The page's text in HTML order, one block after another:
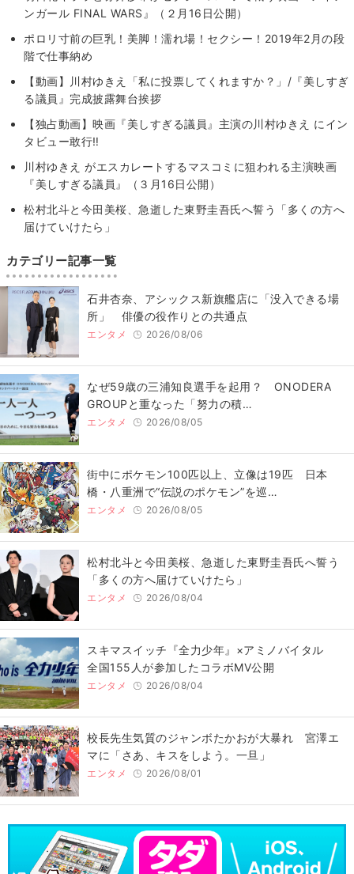
ンガール FINAL WARS』（２月16日公開）
ポロリ寸前の巨乳！美脚！濡れ場！セクシー！2019年2月の段
階で仕事納め
【動画】川村ゆきえ「私に投票してくれますか？」/『美しすぎ
る議員』完成披露舞台挨拶
【独占動画】映画『美しすぎる議員』主演の川村ゆきえ にイン
タビュー敢行‼
川村ゆきえ がエスカレートするマスコミに狙われる主演映画
『美しすぎる議員』（３月16日公開）
松村北斗と今田美桜、急逝した東野圭吾氏へ誓う「多くの方へ
届けていけたら」
カテゴリー記事一覧
石井杏奈、アシックス新旗艦店に「没入できる場
所」 俳優の役作りとの共通点
エンタメ 2026/08/06
なぜ59歳の三浦知良選手を起用？ ONODERA
GROUPと重なった「努力の積…
エンタメ 2026/08/05
街中にポケモン100匹以上、立像は19匹 日本
橋・八重洲で“伝説のポケモン”を巡…
エンタメ 2026/08/05
松村北斗と今田美桜、急逝した東野圭吾氏へ誓う
「多くの方へ届けていけたら」
エンタメ 2026/08/04
スキマスイッチ『全力少年』×アミノバイタル
全国155人が参加したコラボMV公開
エンタメ 2026/08/04
校長先生気質のジャンボたかおが大暴れ 宮澤エ
マに「さあ、キスをしよう。一旦」
エンタメ 2026/08/01